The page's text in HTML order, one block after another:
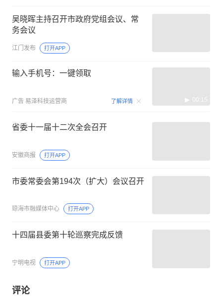
吴晓晖主持召开市政府党组会议、常
务会议
江门发布 打开APP
输入手机号：一键领取
广告 易泽科技运营商 了解详情 00:15
省委十一届十二次全会召开
安徽商报 打开APP
市委常委会第194次（扩大）会议召开
琼海市融媒体中心 打开APP
十四届县委第十轮巡察完成反馈
宁明电视 打开APP
评论